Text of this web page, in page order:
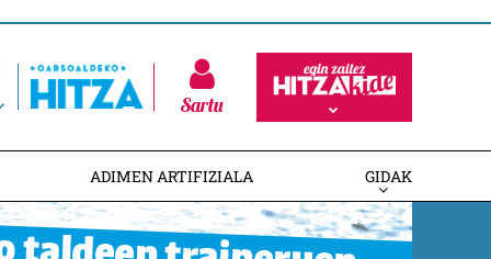
Sartu
ADIMEN ARTIFIZIALA GIDAK